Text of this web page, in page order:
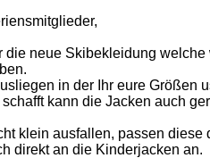
die neue Skibekleidung
in der Ihr eure Größen
kann die Jacken auch
klein ausfallen, passen
direkt an die Kinderjacken an.